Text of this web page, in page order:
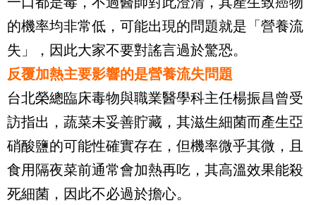
的機率均非常低，可能出現的問題就是「營養流
失」，因此大家不要對謠言過於驚恐。
反覆加熱主要影響的是營養流失問題
台北榮總臨床毒物與職業醫學科主任楊振昌曾受
訪指出，蔬菜未妥善貯藏，其滋生細菌而產生亞
硝酸鹽的可能性確實存在，但機率微乎其微，且
食用隔夜菜前通常會加熱再吃，其高溫效果能殺
死細菌，因此不必過於擔心。